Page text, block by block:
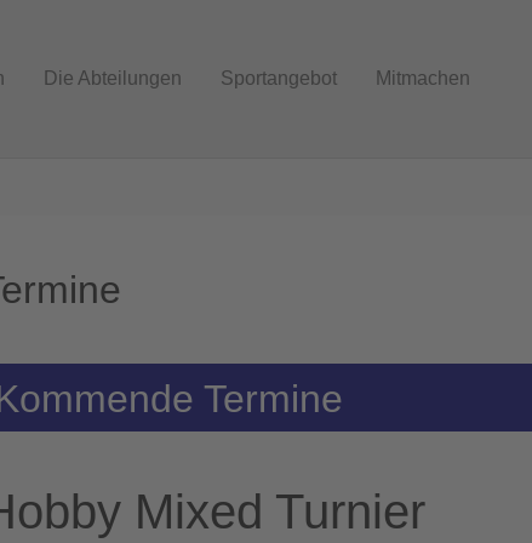
Die Abteilungen Sportangebot Mitmachen
Termine
Mixed Turnier